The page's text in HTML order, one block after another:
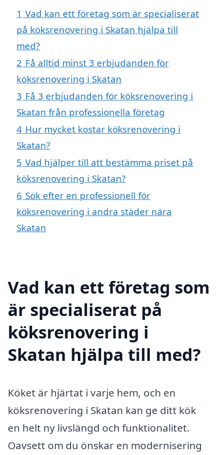
1 Vad kan ett företag som är specialiserat
på köksrenovering i Skatan hjälpa till
med?
2 Få alltid minst 3 erbjudanden för
köksrenovering i Skatan
3 Få 3 erbjudanden för köksrenovering i
Skatan från professionella företag
4 Hur mycket kostar köksrenovering i
Skatan?
5 Vad hjälper till att bestämma priset på
köksrenovering i Skatan?
6 Sök efter en professionell för
köksrenovering i andra städer nära
Skatan
Vad kan ett företag som
är specialiserat på
köksrenovering i
Skatan hjälpa till med?
Köket är hjärtat i varje hem, och en
köksrenovering i Skatan kan ge ditt kök
en helt ny livslängd och funktionalitet.
Oavsett om du önskar en modernisering